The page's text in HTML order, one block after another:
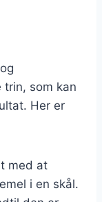
som kan
Her er
med at
i en skål.